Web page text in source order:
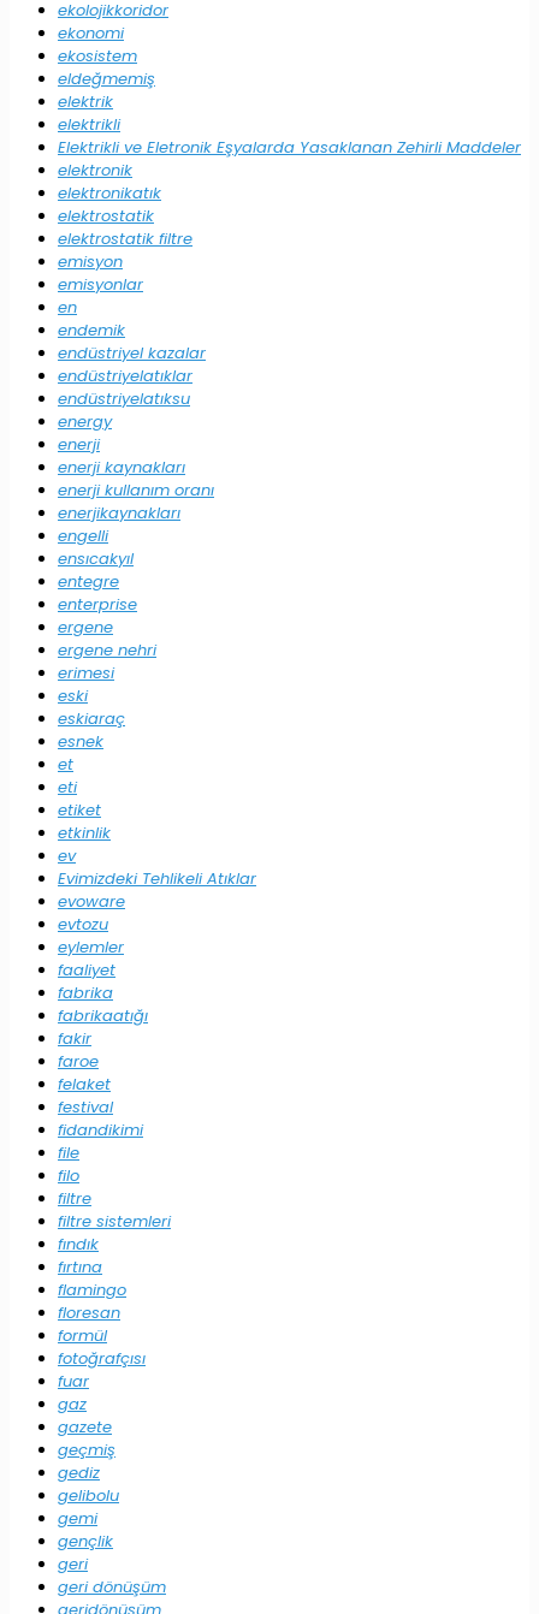
ekolojikkoridor
ekonomi
ekosistem
eldeğmemiş
elektrik
elektrikli
Elektrikli ve Eletronik Eşyalarda Yasaklanan Zehirli Maddeler
elektronik
elektronikatık
elektrostatik
elektrostatik filtre
emisyon
emisyonlar
en
endemik
endüstriyel kazalar
endüstriyelatıklar
endüstriyelatıksu
energy
enerji
enerji kaynakları
enerji kullanım oranı
enerjikaynakları
engelli
ensıcakyıl
entegre
enterprise
ergene
ergene nehri
erimesi
eski
eskiaraç
esnek
et
eti
etiket
etkinlik
ev
Evimizdeki Tehlikeli Atıklar
evoware
evtozu
eylemler
faaliyet
fabrika
fabrikaatığı
fakir
faroe
felaket
festival
fidandikimi
file
filo
filtre
filtre sistemleri
fındık
fırtına
flamingo
floresan
formül
fotoğrafçısı
fuar
gaz
gazete
geçmiş
gediz
gelibolu
gemi
gençlik
geri
geri dönüşüm